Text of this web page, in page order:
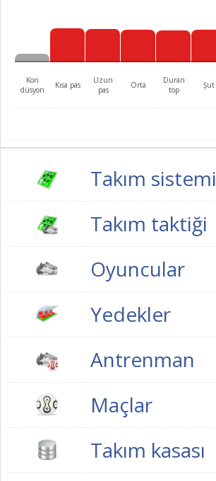
Kon
düsyon
Kısa pas
Uzun
pas
Orta
Duran
top
Şut
Takım sistemi
Takım taktiği
Oyuncular
Yedekler
Antrenman
Maçlar
Takım kasası